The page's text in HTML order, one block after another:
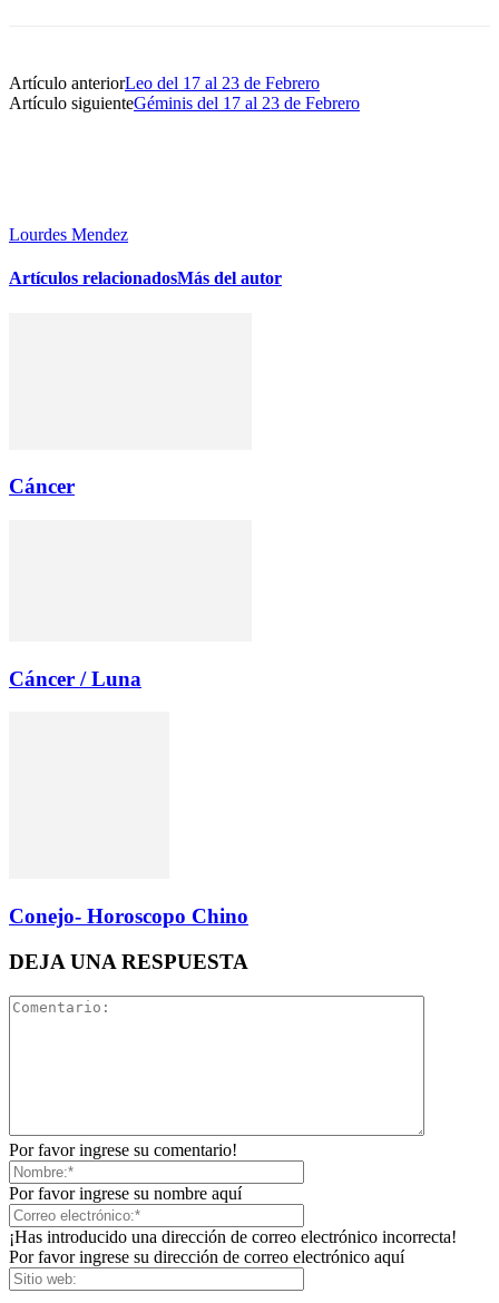
Artículo anteriorLeo del 17 al 23 de Febrero
Artículo siguienteGéminis del 17 al 23 de Febrero
Lourdes Mendez
Artículos relacionadosMás del autor
Cáncer
Cáncer / Luna
Conejo- Horoscopo Chino
DEJA UNA RESPUESTA
Por favor ingrese su comentario!
Por favor ingrese su nombre aquí
¡Has introducido una dirección de correo electrónico incorrecta!
Por favor ingrese su dirección de correo electrónico aquí